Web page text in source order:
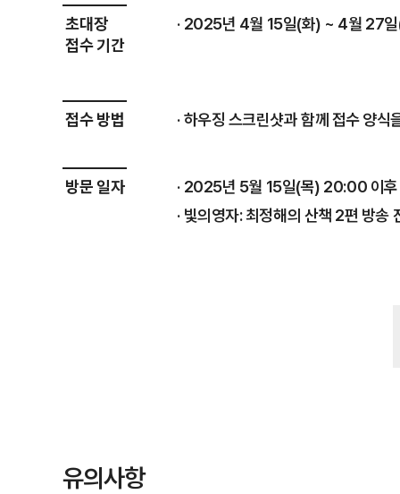
초대장
접수 기간
2025년 4월 15일(화) ~ 4월 27
접수 방법 하우징 스크린샷과 함께 접수 양식
방문 일자
2025년 5월 15일(목) 20:00 이후
빛의영자: 최정해의 산책 2편 방송
유의사항